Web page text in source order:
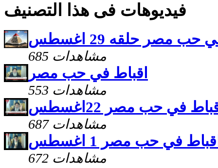
فيديوهات فى هذا التصنيف
مصر حلقه 29 اغسطس
685 مشاهدات
اقباط في حب مصر
553 مشاهدات
في حب مصر 22اغسطس
687 مشاهدات
في حب مصر 1 اغسطس
672 مشاهدات